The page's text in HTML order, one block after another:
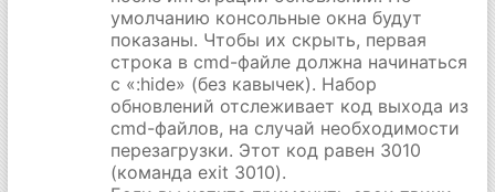
умолчанию консольные окна будут
показаны. Чтобы их скрыть, первая
строка в cmd-файле должна начинаться
с «:hide» (без кавычек). Набор
обновлений отслеживает код выхода из
cmd-файлов, на случай необходимости
перезагрузки. Этот код равен 3010
(команда exit 3010).